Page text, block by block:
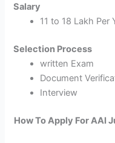
Salary
11 to 18 Lakh Per
Selection Process
written Exam
Document
Interview
How To Apply For AAI